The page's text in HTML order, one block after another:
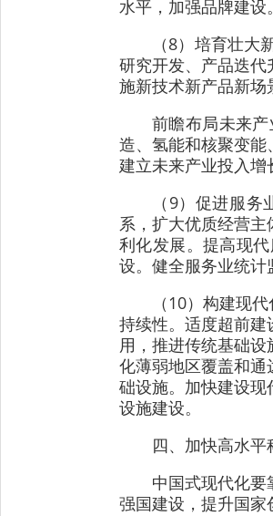
水平，加强品牌建
（8）培育壮
研究开发、产品迭
施新技术新产品新
前瞻布局未来
造、氢能和核聚变
建立未来产业投入
（9）促进服
系，扩大优质经营
利化发展。提高现
设。健全服务业统计
（10）构建现
持续性。适度超前
用，推进传统基础
化薄弱地区覆盖和
础设施。加快建设
设施建设。
四、加快高水
中国式现代化
强国建设，提升国